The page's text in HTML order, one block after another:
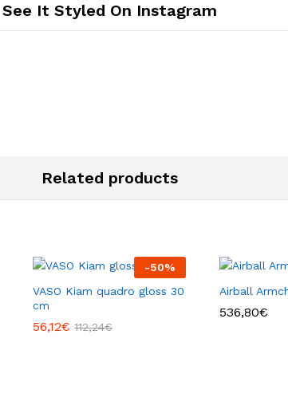
See It Styled On Instagram
Related products
-50%
VASO Kiam quadro gloss 30
cm
56,12€ 112,24€
Airball
536,80€